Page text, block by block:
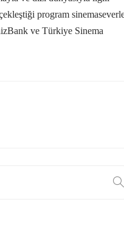
program
ve Türkiye Sinema